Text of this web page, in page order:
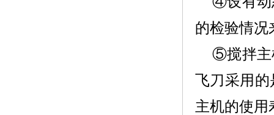
的检验情况
⑤搅拌主
飞刀采用
主机的使用